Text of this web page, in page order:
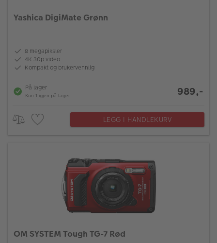
Lagersalg
Bildeprodukter
Fotokurs
Yashica DigiMate Grønn
8 megapiksler
4K 30p video
Kompakt og brukervennlig
På lager
Kun 1 igjen på lager 989,-
LEGG I HANDLEKURV
OM SYSTEM Tough TG-7 Rød